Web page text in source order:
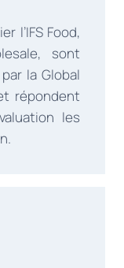
l’IFS Food,
sont
la Global
répondent
les